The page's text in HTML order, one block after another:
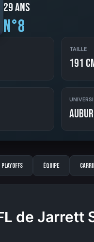
29 ans
N°8
TAILLE
191
Playoffs Équipe
de Jarrett